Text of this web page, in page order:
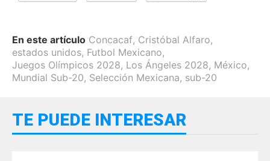
En este artículo Concacaf, Cristóbal Alfaro,
estados unidos, Futbol Mexicano,
Juegos Olímpicos 2028, Los Ángeles 2028, México,
Mundial Sub-20, Selección Mexicana, sub-20
TE PUEDE INTERESAR